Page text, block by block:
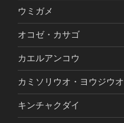
ウミガメ
オコゼ・カサゴ
カエルアンコウ
カミソリウオ・ヨウジウオ
キンチャクダイ